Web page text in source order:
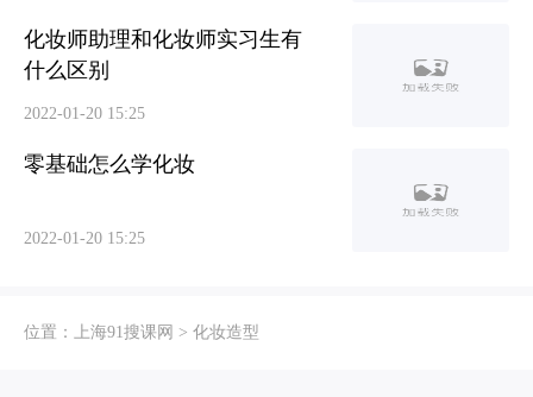
化妆师助理和化妆师实习生有
什么区别
2022-01-20 15:25
零基础怎么学化妆
2022-01-20 15:25
位置： 上海91搜课网 >化妆造型